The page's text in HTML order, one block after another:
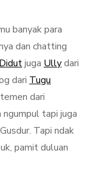
banyak para
dan chatting
Didutjuga Ullydari
dari Tugu
dari
ngumpul tapi juga
Tapi ndak
pamit duluan